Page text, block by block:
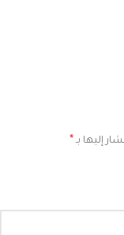
إليها بـ *